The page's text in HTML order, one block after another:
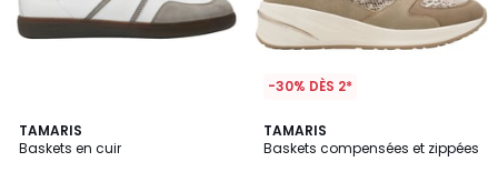
TAMARIS
Baskets en cuir
4,9
/ 5
3
Couleurs
-30% DÈS 2*
TAMARIS
Baskets compensées et zippées
5
/
3
Couleurs